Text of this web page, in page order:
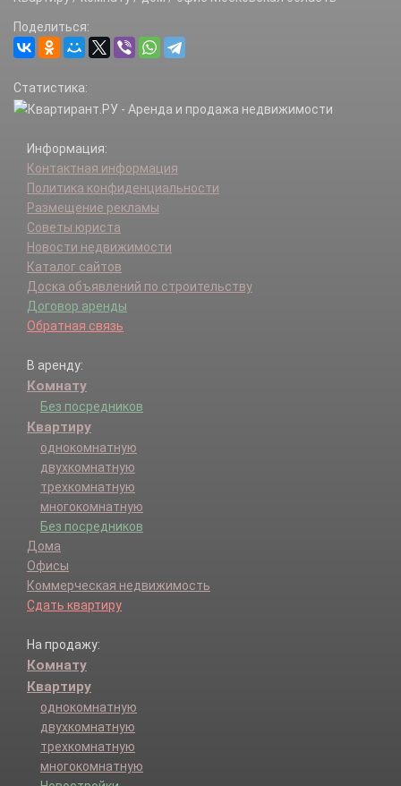
Поделиться:
Статистика:
Информация:
Контактная информация
Политика конфиденциальности
Размещение рекламы
Советы юриста
Новости недвижимости
Каталог сайтов
Доска объявлений по строительству
Договор аренды
Обратная связь
В аренду:
Комнату
Без посредников
Квартиру
однокомнатную
двухкомнатную
трехкомнатную
многокомнатную
Без посредников
Дома
Офисы
Коммерческая недвижимость
Сдать квартиру
На продажу:
Комнату
Квартиру
однокомнатную
двухкомнатную
трехкомнатную
многокомнатную